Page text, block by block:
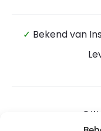
✓ Bekend van
©